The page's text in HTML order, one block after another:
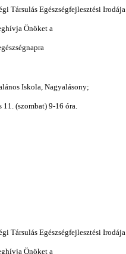
Társulás Egészségfejlesztési Irodája
Önöket a
Iskola, Nagyalásony;
(szombat) 9-16 óra.
Társulás Egészségfejlesztési Irodája
Önöket a